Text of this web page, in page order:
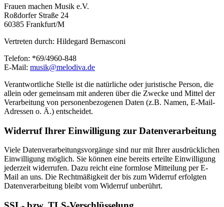
Frauen machen Musik e.V.
Roßdorfer Straße 24
60385 Frankfurt/M
Vertreten durch: Hildegard Bernasconi
Telefon: *69/4960-848
E-Mail:
ed.av
idole
m@kis
um
Verantwortliche Stelle ist die natürliche oder juristische Person, die
allein oder gemeinsam mit anderen über die Zwecke und Mittel der
Verarbeitung von personenbezogenen Daten (z.B. Namen, E-Mail-
Adressen o. Ä.) entscheidet.
Widerruf Ihrer Einwilligung zur Datenverarbeitung
Viele Datenverarbeitungsvorgänge sind nur mit Ihrer ausdrücklichen
Einwilligung möglich. Sie können eine bereits erteilte Einwilligung
jederzeit widerrufen. Dazu reicht eine formlose Mitteilung per E-
Mail an uns. Die Rechtmäßigkeit der bis zum Widerruf erfolgten
Datenverarbeitung bleibt vom Widerruf unberührt.